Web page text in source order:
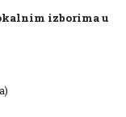
izborima u